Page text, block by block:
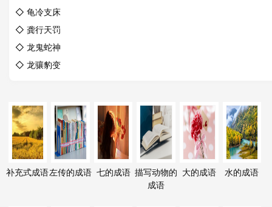
◇ 龟冷支床
◇ 龚行天罚
◇ 龙鬼蛇神
◇ 龙骧豹变
补充式成语左传的成语 七的成语 描写动物的
成语
大的成语 水的成语